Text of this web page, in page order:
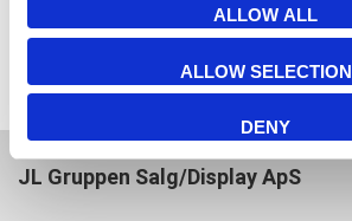
ALLOW ALL
ALLOW SELECTION
DENY
JL Gruppen Salg/Display ApS